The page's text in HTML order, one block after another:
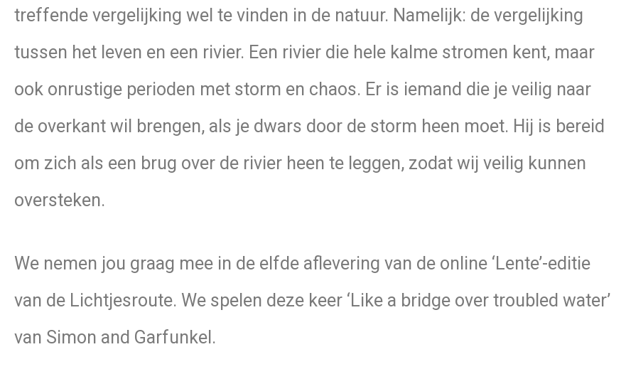
treffende vergelijking wel te vinden in de natuur. Namelijk: de vergelijking
tussen het leven en een rivier. Een rivier die hele kalme stromen kent, maar
ook onrustige perioden met storm en chaos. Er is iemand die je veilig naar
de overkant wil brengen, als je dwars door de storm heen moet. Hij is bereid
om zich als een brug over de rivier heen te leggen, zodat wij veilig kunnen
oversteken.
We nemen jou graag mee in de elfde aflevering van de online ‘Lente’-editie
van de Lichtjesroute. We spelen deze keer ‘Like a bridge over troubled water’
van Simon and Garfunkel.